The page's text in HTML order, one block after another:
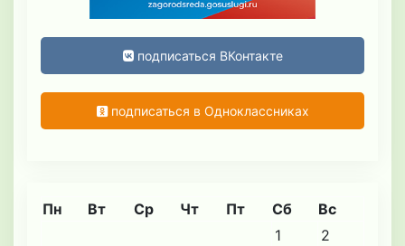
подписаться ВКонтакте
подписаться в Одноклассниках
Пн Вт Ср Чт Пт Сб Вс
1
2